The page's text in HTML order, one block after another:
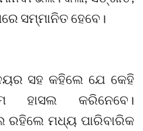
ସମ୍ମାନିତ ହେବେ।
ସହ କହିଲେ ଯେ କେହି
ହାସଲ କରିନେବେ।
ରହିଲେ ମଧ୍ୟ ପାରିବାରିକ